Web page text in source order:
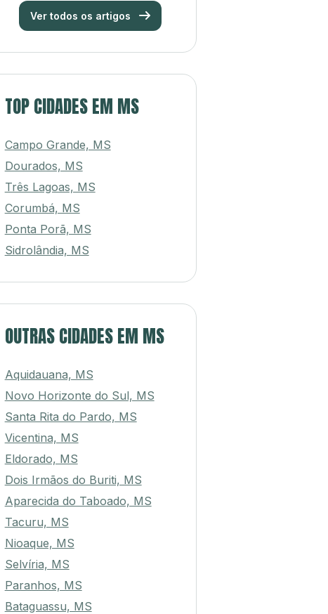
Ver todos os artigos
TOP CIDADES EM MS
Campo Grande, MS
Dourados, MS
Três Lagoas, MS
Corumbá, MS
Ponta Porã, MS
Sidrolândia, MS
OUTRAS CIDADES EM MS
Aquidauana, MS
Novo Horizonte do Sul, MS
Santa Rita do Pardo, MS
Vicentina, MS
Eldorado, MS
Dois Irmãos do Buriti, MS
Aparecida do Taboado, MS
Tacuru, MS
Nioaque, MS
Selvíria, MS
Paranhos, MS
Bataguassu, MS